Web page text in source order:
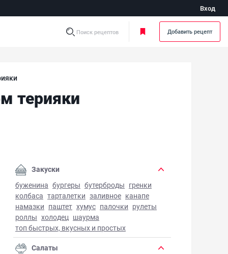
Вход
Поиск рецептов Добавить рецепт
терияки
с овощами, кунжутом и соусом терияки - фото
Закуски
буженина бургеры бутерброды гренки
колбаса тарталетки заливное канапе
намазки паштет хумус палочки рулеты
роллы холодец шаурма
топ быстрых, вкусных и простых
Салаты